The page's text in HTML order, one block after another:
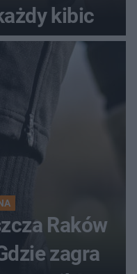
kibic
Raków
zagra